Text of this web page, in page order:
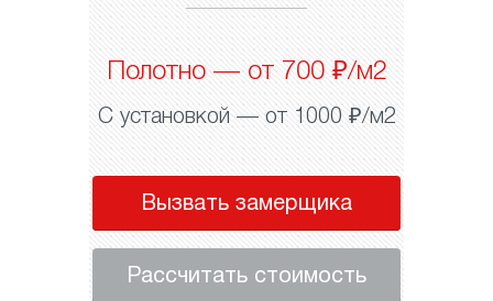
Полотно — от 700 ₽/м2
С установкой — от 1000 ₽/м2
Вызвать замерщика
Рассчитать стоимость